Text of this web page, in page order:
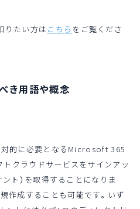
りたい方は こちら をご覧くださ
き用語や概念
的に必要となるMicrosoft 365
クラウドサービスをサインアッ
ト）を取得することになりま
作成することも可能です。いず